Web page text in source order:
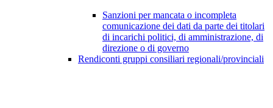
Sanzioni per mancata o incompleta
comunicazione dei dati da parte dei titolari
di incarichi politici, di amministrazione, di
direzione o di governo
Rendiconti gruppi consiliari regionali/provinciali